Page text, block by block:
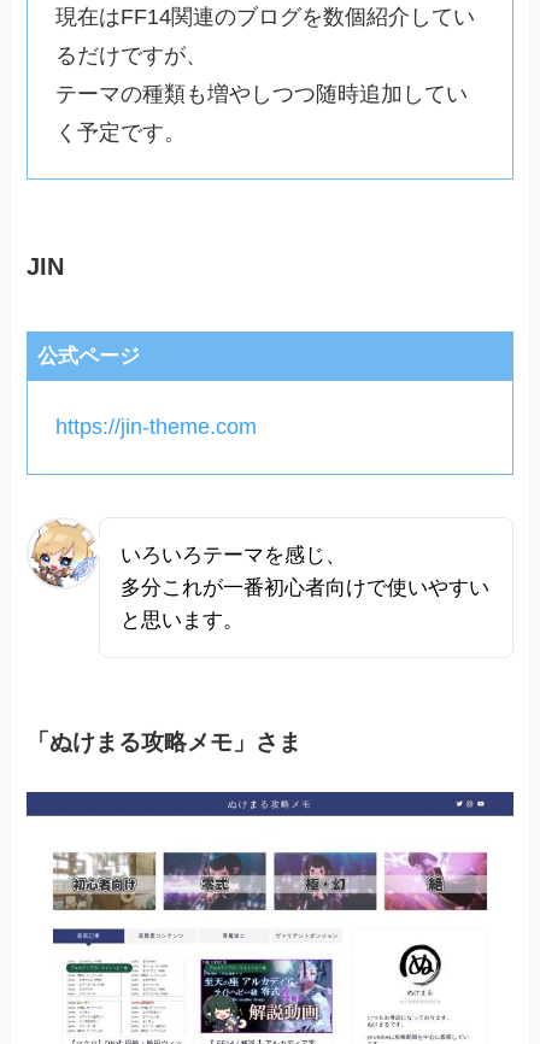
現在はFF14関連のブログを数個紹介してい
るだけですが、
テーマの種類も増やしつつ随時追加してい
く予定です。
JIN
公式ページ
https://jin-theme.com
いろいろテーマを感じ、
多分これが一番初心者向けで使いやすい
と思います。
「ぬけまる攻略メモ」さま